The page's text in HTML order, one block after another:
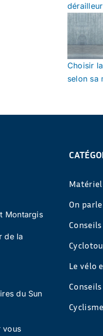
Choisir
selon sa
Montargis
de la
du Sun
vous
On
Le vélo